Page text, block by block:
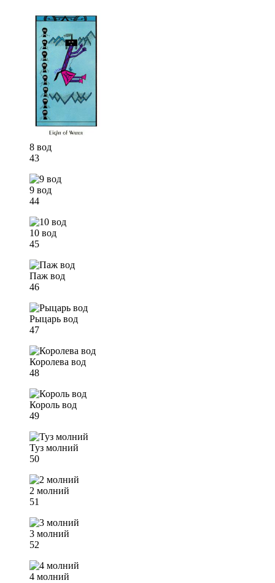
8 вод
43
9 вод
44
10 вод
45
Паж вод
46
Рыцарь вод
47
Королева вод
48
Король вод
49
Туз молний
50
2 молний
51
3 молний
52
4 молний